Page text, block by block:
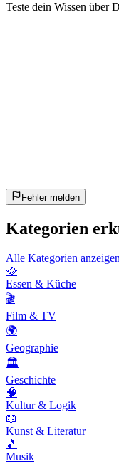
Teste dein Wissen über
Fehler melden
Kategorien
Alle Kategorien
🥘
Essen & Küche
🎬
Film & TV
🌍
Geographie
🏛️
Geschichte
🧠
Kultur & Logik
📖
Kunst & Literatur
🎵
Musik